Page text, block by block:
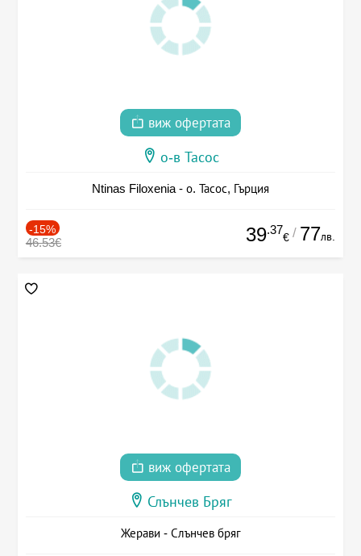
виж офертата
о-в Тасос
Ntinas Filoxenia - о. Тасос, Гърция
-15%
46.53€ 39.37
€ / 77лв.
виж офертата
Слънчев Бряг
Жерави - Слънчев бряг